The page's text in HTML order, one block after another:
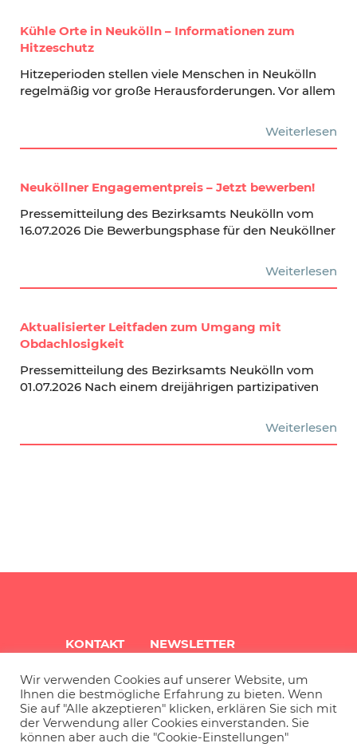
Kühle Orte in Neukölln – Informationen zum
Hitzeschutz
Hitzeperioden stellen viele Menschen in Neukölln
regelmäßig vor große Herausforderungen. Vor allem
Weiterlesen
Neuköllner Engagementpreis – Jetzt bewerben!
Pressemitteilung des Bezirksamts Neukölln vom
16.07.2026 Die Bewerbungsphase für den Neuköllner
Weiterlesen
Aktualisierter Leitfaden zum Umgang mit
Obdachlosigkeit
Pressemitteilung des Bezirksamts Neukölln vom
01.07.2026 Nach einem dreijährigen partizipativen
Weiterlesen
KONTAKT NEWSLETTER
QUARTIERSINFO ARCHIV
IMPRESSUM DATENSCHUTZ
Wir verwenden Cookies auf unserer Website, um
Ihnen die bestmögliche Erfahrung zu bieten. Wenn
Sie auf "Alle akzeptieren" klicken, erklären Sie sich mit
der Verwendung aller Cookies einverstanden. Sie
können aber auch die "Cookie-Einstellungen"